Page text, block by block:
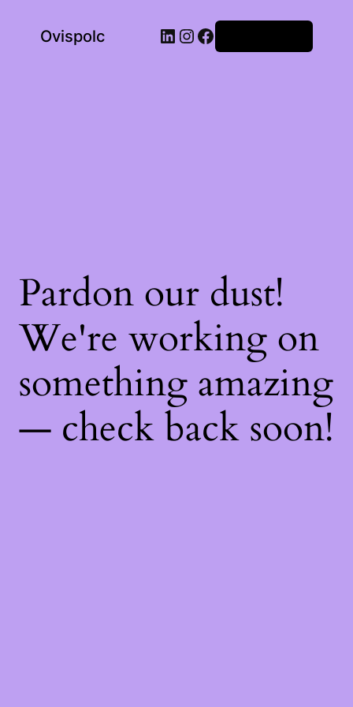
Ovispolc LinkedIn
Instagram
Facebook
Pardon our dust!
We're working on
something amazing
— check back soon!